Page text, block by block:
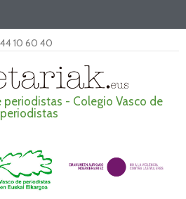
10 60 40
periodistas - Colegio Vasco de
periodistas